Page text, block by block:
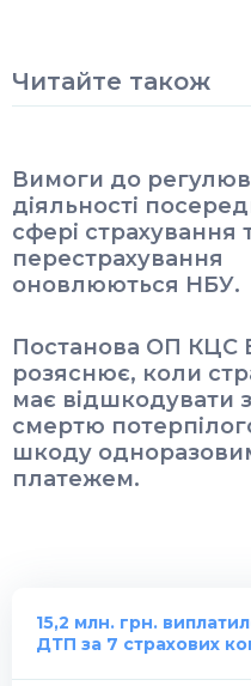
Читайте також
Вимоги до
діяльності
сфері страхування
перестрахування
оновлюються НБУ.
Постанова ОП КЦС
розяснює, коли
має відшкодувати
смертю
шкоду
платежем.
15,2 млн. грн.
ДТП за 7 страхових